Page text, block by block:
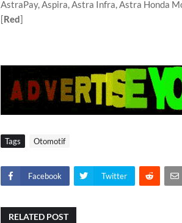
AstraPay, Aspira, Astra Infra, Astra Honda
[Red]
Tags Otomotif
Facebook Twitter
RELATED POST